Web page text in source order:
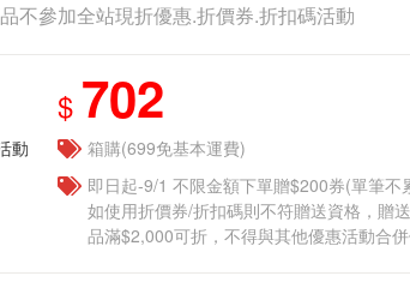
不參加全站現折優惠.折價券.折扣碼活動
$ 702
動
箱購(699免基本運費)
即日起-9/1 不限金額下單贈$200券(單筆不
如使用折價券/折扣碼則不符贈送資格，贈
品滿$2,000可折，不得與其他優惠活動合